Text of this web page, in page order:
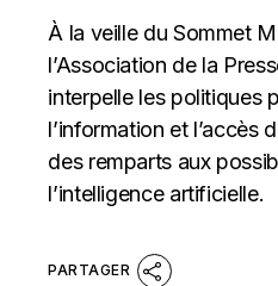
À la veille du Sommet
l’Association de la
interpelle les politiques
l’information et l’accès
des remparts aux
l’intelligence